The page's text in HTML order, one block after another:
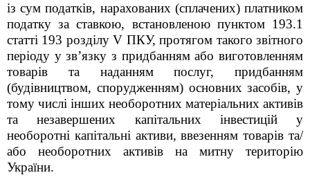
із сум податків, нарахованих (сплачених) платником
податку за ставкою, встановленою пунктом 193.1
статті 193 розділу V ПКУ, протягом такого звітного
періоду у зв’язку з придбанням або виготовленням
товарів та наданням послуг, придбанням
(будівництвом, спорудженням) основних засобів, у
тому числі інших необоротних матеріальних активів
та незавершених капітальних інвестицій у
необоротні капітальні активи, ввезенням товарів та/
або необоротних активів на митну територію
України.